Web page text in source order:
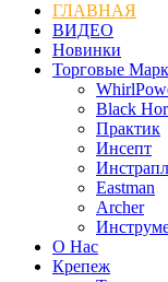
ГЛАВНАЯ
ВИДЕО
Новинки
Торговые
Black
Практик
Инсепт
Eastman
Archer
О Нас
Крепеж